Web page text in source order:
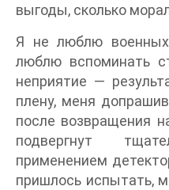
выгоды, сколько
Я не люблю
люблю вспоминать
неприятие —
плену, меня
после возвращения
подвергнут
применением
пришлось испытать,